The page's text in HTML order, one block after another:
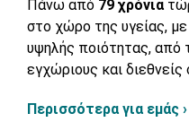
Πάνω από 79 χρόνια
στο χώρο της υγείας,
υψηλής ποιότητας, από
εγχώριους και
Περισσότερα για εμάς ›